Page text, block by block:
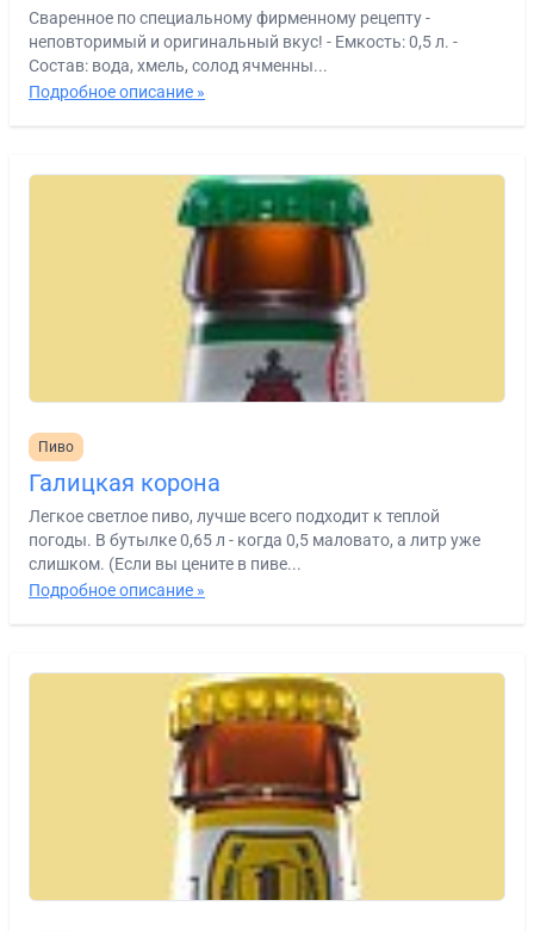
Сваренное по специальному фирменному рецепту -
неповторимый и оригинальный вкус! - Емкость: 0,5 л. -
Состав: вода, хмель, солод ячменны...
Подробное описание »
Пиво
Галицкая корона
Легкое светлое пиво, лучше всего подходит к теплой
погоды. В бутылке 0,65 л - когда 0,5 маловато, а литр уже
слишком. (Если вы цените в пиве...
Подробное описание »